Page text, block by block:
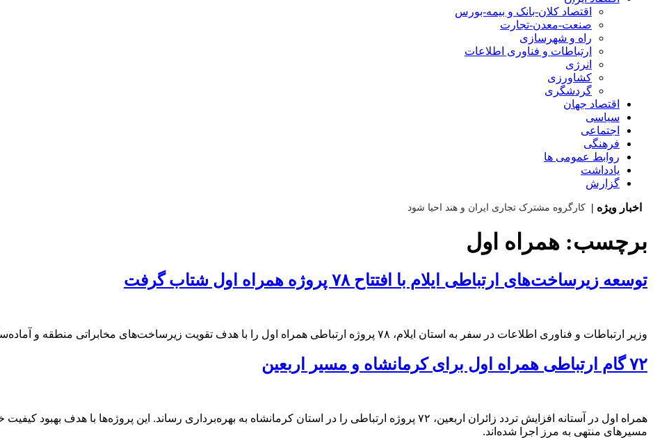
اقتصاد کلان-بانک و بیمه-بورس
صنعت-معدن-تجارت
راه و شهرسازی
ارتباطات و فناوری اطلاعات
انرژی
کشاورزی
گردشگری
اقتصاد جهان
سیاسی
اجتماعی
فرهنگی
روابط عمومی ها
یادداشت
گزارش
اخبار ویژه | کارگروه مشترک تجاری ایران و هند احیا شود
برچسب: همراه اول
توسعه زیرساخت‌های ارتباطی ایلام با افتتاح ۷۸ پروژه همراه اول شتاب گرفت
وزیر ارتباطات و فناوری اطلاعات در سفر به استان ایلام، ۷۸ پروژه ارتباطی همراه اول را با هدف تقویت زیرساخت‌های مخابراتی منطقه و آماده‌سازی شبکه برای تسهیل ارتباطات زائران اربعین افتتاح کرد.
۷۲ گام ارتباطی همراه اول برای کرمانشاه و مسیر اربعین
همراه اول در آستانه افزایش تردد زائران اربعین، ۷۲ پروژه ارتباطی را در استان کرمانشاه به بهره‌برداری رساند. این
مسیرهای منتهی به مرز اجرا شده‌اند.